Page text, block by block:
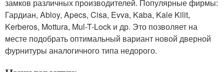
замков различных производителей. Популярные фирмы:
Гардиан, Abloy, Apecs, Cisa, Evva, Kaba, Kale Kilit,
Kerberos, Mottura, Mul-T-Lock и др. Это позволяет на
месте подобрать оптимальный вариант новой дверной
фурнитуры аналогичного типа недорого.